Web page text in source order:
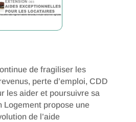
de fragiliser les
perte d’emploi, CDD
les aider et poursuivre sa
Logement propose une
de l’aide